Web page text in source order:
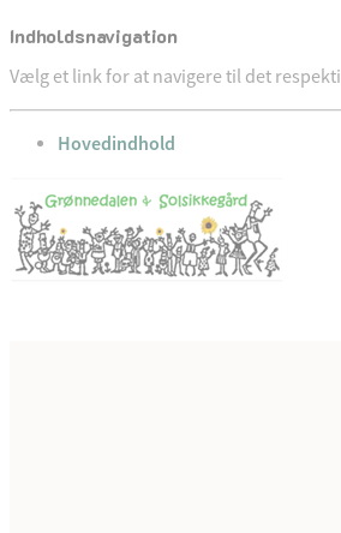
Indholdsnavigation
Vælg et link for at navigere til det
gå til
Hovedindhold